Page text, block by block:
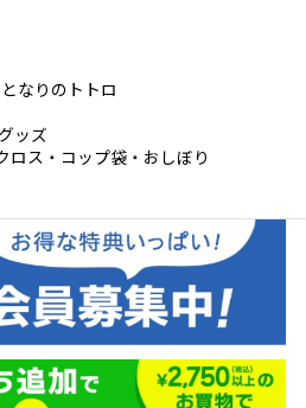
となりのトトロ
ッズ
ロス・コップ袋・おしぼり